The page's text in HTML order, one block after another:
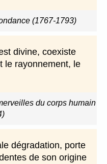
(1767-1793)
divine, coexiste
le rayonnement, le
du corps humain
dégradation, porte
de son origine